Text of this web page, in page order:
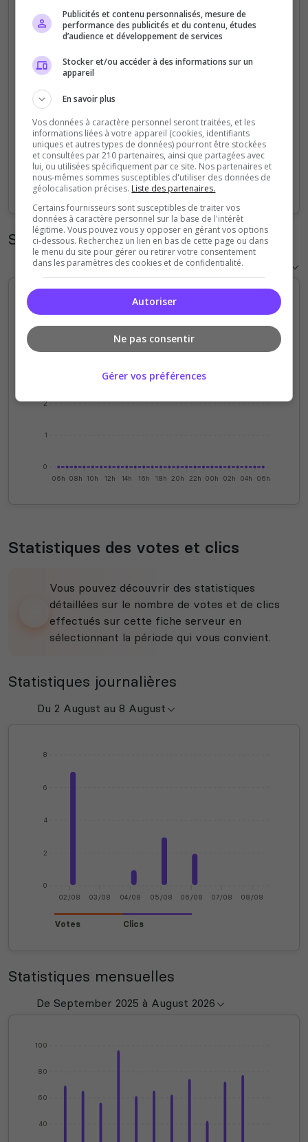
0
1
5
Sep Oct Nov Dec Jan Feb Mar Apr May
Statistiques horaires
0
1
2
06h 08h 10h 12h 14h 16h 18h 20h 22h 00h 02h 04h 06h
Statistiques des votes et clics
Vous pouvez découvrir des statistiques
détaillées sur le nombre de votes et de clics
effectués sur cette fiche serveur en
sélectionnant la période qui vous convient.
Statistiques journalières
0
2
4
6
8
02/08 03/08 04/08 05/08 06/08 07/08 08/08
Votes Clics
Statistiques mensuelles
40
60
80
100
Publicités et contenu personnalisés, mesure de
performance des publicités et du contenu, études
d’audience et développement de services
Stocker et/ou accéder à des informations sur un
appareil
En savoir plus
Vos données à caractère personnel seront traitées, et les
informations liées à votre appareil (cookies, identifiants
uniques et autres types de données) pourront être stockées
et consultées par 210 partenaires, ainsi que partagées avec
lui, ou utilisées spécifiquement par ce site. Nos partenaires et
nous-mêmes sommes susceptibles d'utiliser des données de
géolocalisation précises. Liste des partenaires.
Certains fournisseurs sont susceptibles de traiter vos
données à caractère personnel sur la base de l'intérêt
légitime. Vous pouvez vous y opposer en gérant vos options
ci-dessous. Recherchez un lien en bas de cette page ou dans
le menu du site pour gérer ou retirer votre consentement
dans les paramètres des cookies et de confidentialité.
Autoriser
Ne pas consentir
Gérer vos préférences